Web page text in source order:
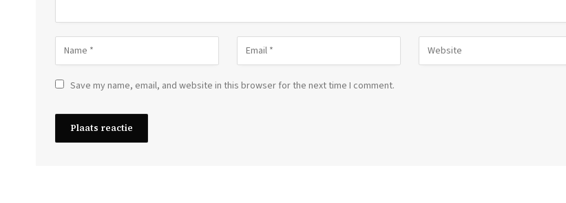
Save my name, email, and website in this browser for the next time I comment.